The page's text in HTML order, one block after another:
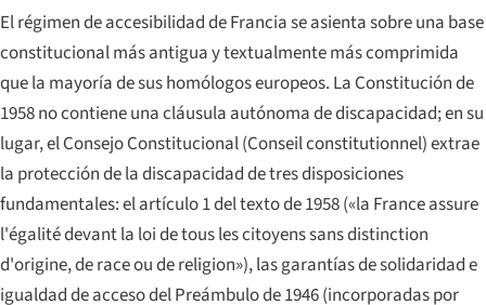
El régimen de accesibilidad de Francia se asienta sobre una base
constitucional más antigua y textualmente más comprimida
que la mayoría de sus homólogos europeos. La Constitución de
1958 no contiene una cláusula autónoma de discapacidad; en su
lugar, el Consejo Constitucional (Conseil constitutionnel) extrae
la protección de la discapacidad de tres disposiciones
fundamentales: el artículo 1 del texto de 1958 («la France assure
l'égalité devant la loi de tous les citoyens sans distinction
d'origine, de race ou de religion»), las garantías de solidaridad e
igualdad de acceso del Preámbulo de 1946 (incorporadas por